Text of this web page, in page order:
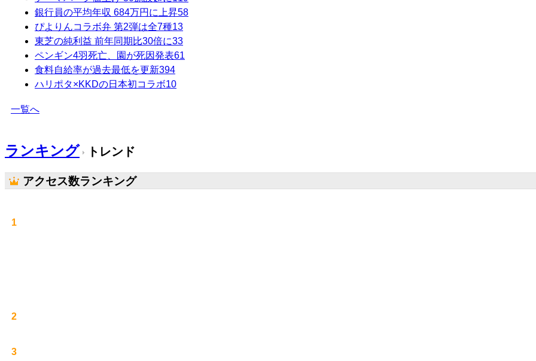
銀行員の平均年収 684万円に上昇58
ぴよりんコラボ弁 第2弾は全7種13
東芝の純利益 前年同期比30倍に33
ペンギン4羽死亡、園が死因発表61
食料自給率が過去最低を更新394
ハリポタ×KKDの日本初コラボ10
一覧へ
ランキング トレンド
アクセス数ランキング
1
2
3